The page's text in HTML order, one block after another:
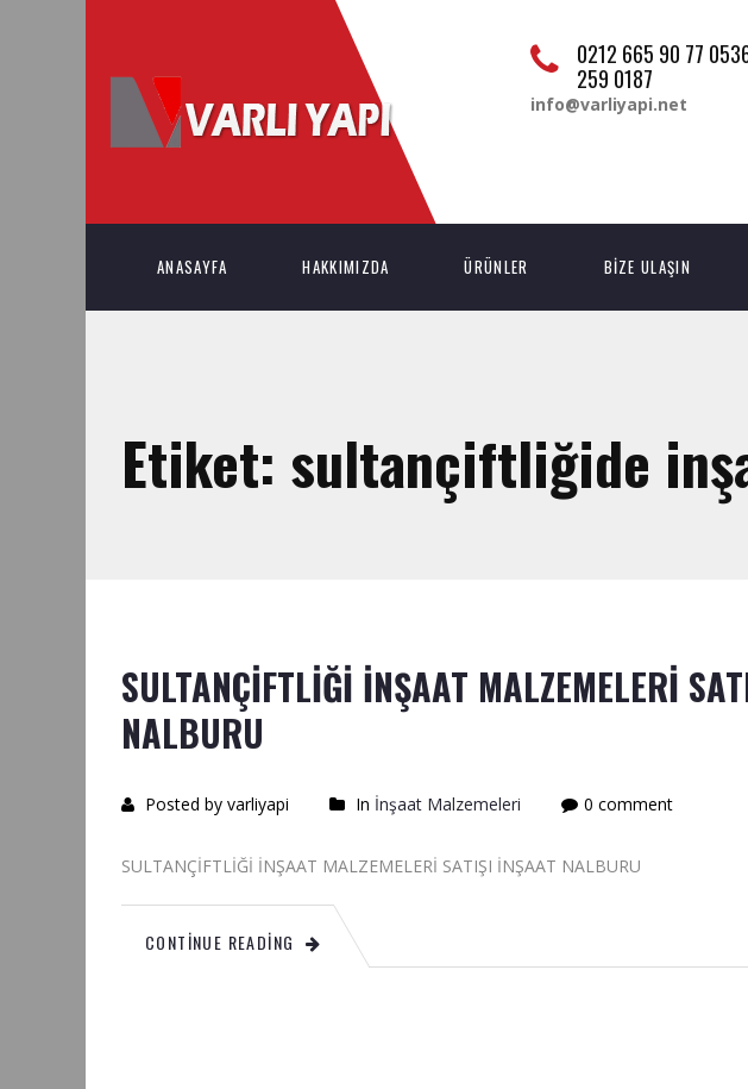
0212 665 90 77
259 0187
info@varliyapi.net
ANASAYFA HAKKIMIZDA ÜRÜNLER BİZE ULAŞIN
Etiket: sultançiftliğide
SULTANÇİFTLİĞİ İNŞAAT MALZEMELERİ
NALBURU
Posted by varliyapi In İnşaat Malzemeleri 0 comment
SULTANÇİFTLİĞİ İNŞAAT MALZEMELERİ SATIŞI İNŞAAT
CONTINUE READING